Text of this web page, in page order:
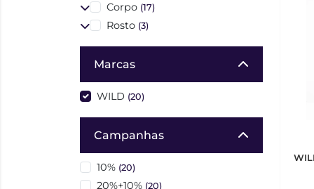
Corpo (17)
Rosto (3)
Marcas
WILD (20)
Campanhas
10% (20)
20%+10% (20)